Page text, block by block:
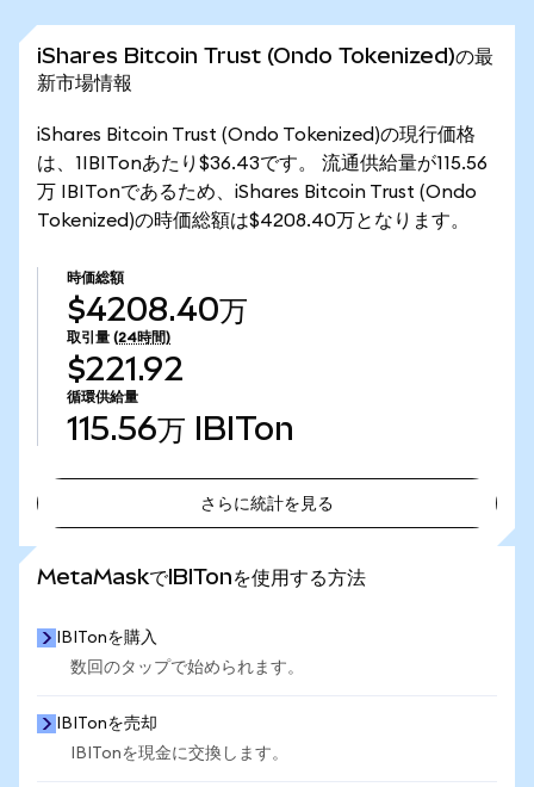
iShares Bitcoin Trust (Ondo Tokenized)の最
新市場情報
iShares Bitcoin Trust (Ondo Tokenized)の現行価格
は、1IBITonあたり$36.43です。 流通供給量が115.56
万 IBITonであるため、iShares Bitcoin Trust (Ondo
Tokenized)の時価総額は$4208.40万となります。
時価総額
$4208.40万
取引量 (24時間)
$221.92
循環供給量
115.56万 IBITon
さらに統計を見る
MetaMaskでIBITonを使用する方法
IBITonを購入
数回のタップで始められます。
IBITonを売却
IBITonを現金に交換します。